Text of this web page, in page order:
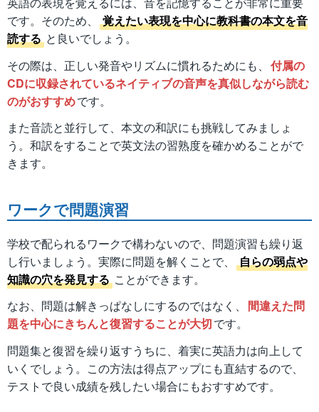
です。そのため、
覚えたい表現を中心に教科書の本文を音
読する と良いでしょう。
その際は、正しい発音やリズムに慣れるためにも、 付属の
CDに収録されているネイティブの音声を真似しながら読む
のがおすすめです。
また音読と並行して、本文の和訳にも挑戦してみましょ
う。和訳をすることで英文法の習熟度を確かめることがで
きます。
ワークで問題演習
学校で配られるワークで構わないので、問題演習も繰り返
し行いましょう。実際に問題を解くことで、
自らの弱点や
知識の穴を発見する ことができます。
なお、問題は解きっぱなしにするのではなく、
間違えた問
題を中心にきちんと復習することが大切です。
問題集と復習を繰り返すうちに、着実に英語力は向上して
いくでしょう。この方法は得点アップにも直結するので、
テストで良い成績を残したい場合にもおすすめです。